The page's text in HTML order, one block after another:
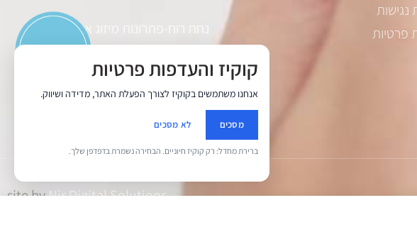
פרטיות
נחת רוח-פתרונות מיזוג אוויר.
כתובת: חרשה מערב בנימין
site byNir Digital Solutions
קוקיז והעדפות פרטיות
אנחנו משתמשים בקוקיז לצורך הפעלת האתר, מדידה ושיווק.
מסכים לא מסכים
ברירת מחדל: רק קוקיז חיוניים. הבחירה נשמרת בדפדפן שלך.